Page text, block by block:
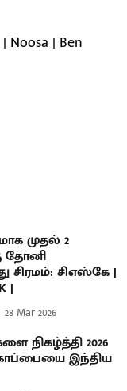
Noosa | Ben
முதல் 2
தோனி
சிரமம்: சிஎஸ்கே |
|
28 Mar 2026
நிகழ்த்தி 2026
இந்திய